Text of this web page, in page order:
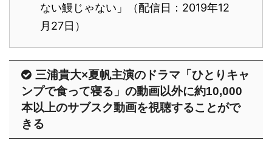
ない鰻じゃない」（配信日：2019年12
月27日）
三浦貴大×夏帆主演のドラマ「ひとりキャ
ンプで食って寝る」の動画以外に約10,000
本以上のサブスク動画を視聴することがで
きる